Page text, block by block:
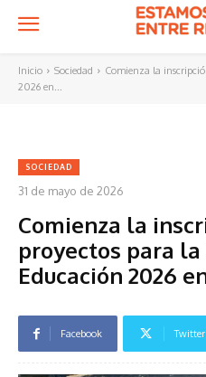
Inicio Sociedad
Comienza la
2026 en...
SOCIEDAD
31 de mayo de 2026
Comienza la
proyectos para la
Educación 2026
Facebook Twitter